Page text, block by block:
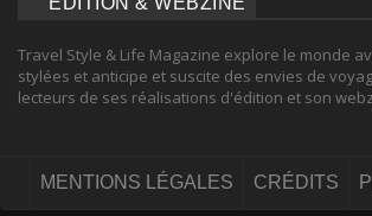
Travel Style & Life Magazine explore le monde
stylées et anticipe et suscite des envies de
lecteurs de ses réalisations d'édition et son
MENTIONS LÉGALES CRÉDITS